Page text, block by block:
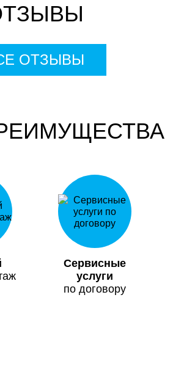
ОТЗЫВЫ
Сервисные
услуги
по договору